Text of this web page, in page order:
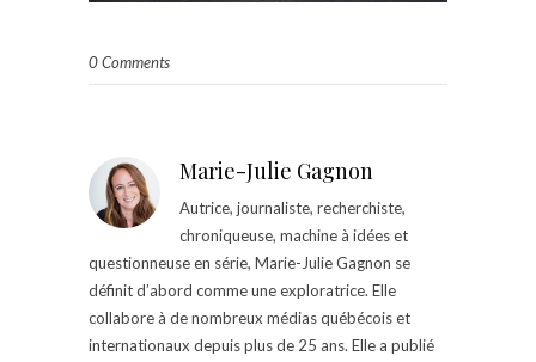
0 Comments
Marie-Julie Gagnon
Autrice, journaliste, recherchiste,
chroniqueuse, machine à idées et
questionneuse en série, Marie-Julie Gagnon se
définit d’abord comme une exploratrice. Elle
collabore à de nombreux médias québécois et
internationaux depuis plus de 25 ans. Elle a publié